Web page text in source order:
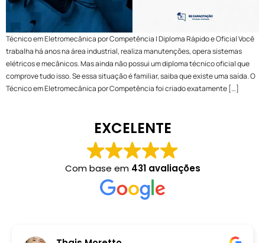
Técnico em Eletromecânica por Competência | Diploma Rápido e Oficial Você
trabalha há anos na área industrial, realiza manutenções, opera sistemas
elétricos e mecânicos. Mas ainda não possui um diploma técnico oficial que
comprove tudo isso. Se essa situação é familiar, saiba que existe uma saída. O
Técnico em Eletromecânica por Competência foi criado exatamente […]
EXCELENTE
Com base em 431 avaliações